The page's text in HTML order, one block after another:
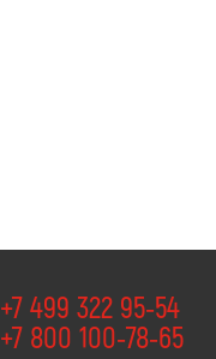
+7 499 322 95-54
+7 800 100-78-65